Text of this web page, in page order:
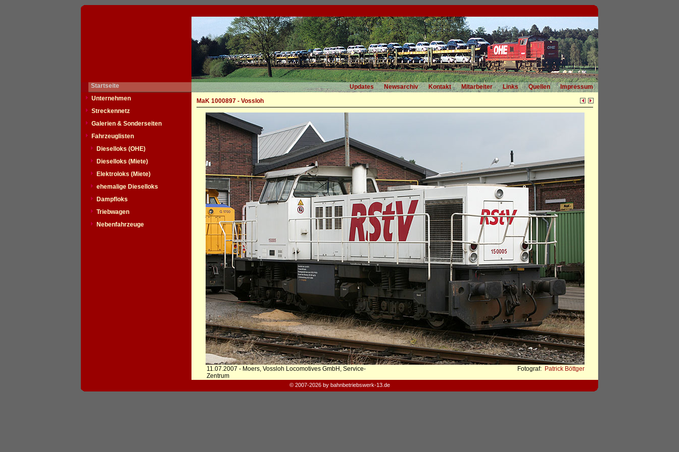
Startseite Updates Newsarchiv Kontakt Mitarbeiter Links Quellen
Impressum
Unternehmen
Streckennetz
Galerien & Sonderseiten
Fahrzeuglisten
Dieselloks (OHE)
Dieselloks (Miete)
Elektroloks (Miete)
ehemalige Dieselloks
Dampfloks
Triebwagen
Nebenfahrzeuge
MaK 1000897 - Vossloh
11.07.2007 - Moers, Vossloh Locomotives GmbH, Service-
Zentrum
Fotograf: Patrick Böttger
© 2007-2026 by bahnbetriebswerk-13.de